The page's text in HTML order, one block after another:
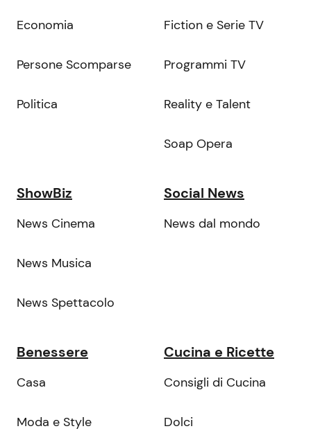
Economia
Persone Scomparse
Politica
Fiction e Serie TV
Programmi TV
Reality e Talent
Soap Opera
ShowBiz
News Cinema
News Musica
News Spettacolo
Social News
News dal mondo
Benessere
Casa
Moda e Style
Cucina e Ricette
Consigli di Cucina
Dolci